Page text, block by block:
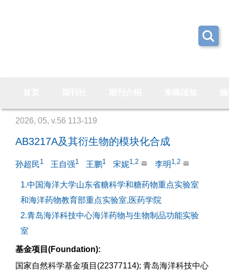
2026, 05, v.56 113-119
AB3217A及其衍生物的模块化合成
孙超民1 王自强1 王鹏1 宋妮1,2 李明 1,2
1.中国海洋大学山东省糖科学和糖药物重点实验室
和海洋药物教育部重点实验室,医药学院
2.青岛海洋科技中心海洋药物与生物制品功能实验
室
基金项目(Foundation):
国家自然科学基金项目(22377114); 青岛海洋科技中心